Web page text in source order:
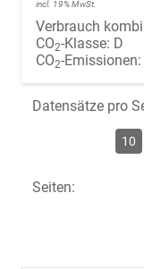
incl. 19% MwSt.
Verbrauch
CO2-Klasse: D
CO2-Emissionen:
Datensätze pro
10
Seiten: